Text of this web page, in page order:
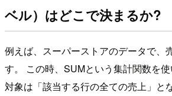
ベル）はどこで決まるか?
例えば、スーパーストアのデータで、
す。 この時、SUMという集計関数を
対象は「該当する行の全ての売上」と